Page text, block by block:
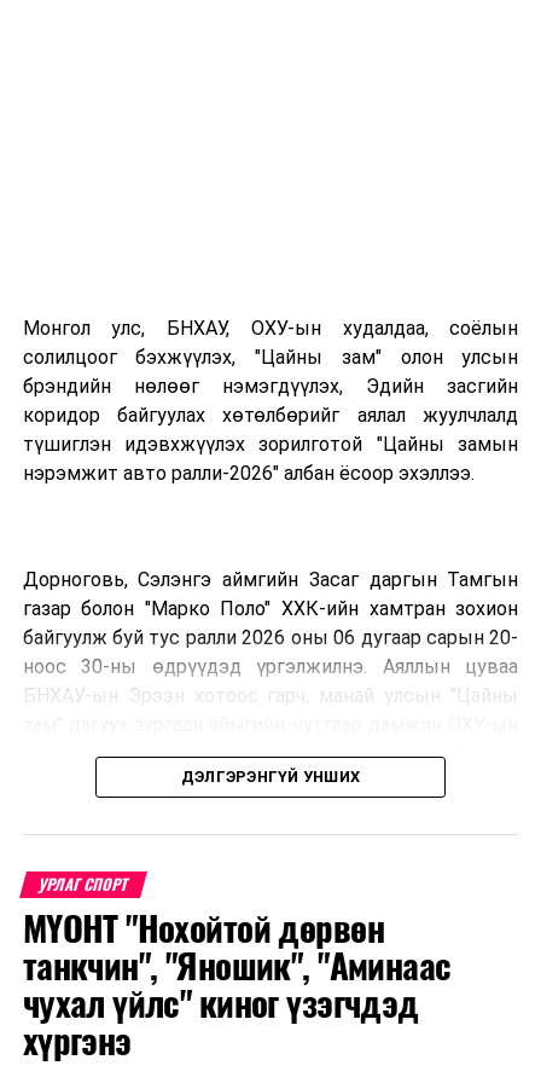
Монгол улс, БНХАУ, ОХУ-ын худалдаа, соёлын
солилцоог бэхжүүлэх, "Цайны зам" олон улсын
брэндийн нөлөөг нэмэгдүүлэх, Эдийн засгийн
коридор байгуулах хөтөлбөрийг аялал жуулчлалд
түшиглэн идэвхжүүлэх зорилготой "Цайны замын
нэрэмжит авто ралли-2026" албан ёсоор эхэллээ.
Дорноговь, Сэлэнгэ аймгийн Засаг даргын Тамгын
газар болон "Марко Поло" ХХК-ийн хамтран зохион
байгуулж буй тус ралли 2026 оны 06 дугаар сарын 20-
ноос 30-ны өдрүүдэд үргэлжилнэ. Аяллын цуваа
БНХАУ-ын Эрээн хотоос гарч, манай улсын "Цайны
Улаан-Үд хотноо барианд орох маршруттай бөгөөд
улс тус бүрээс авто спорт сонирхогч тамирчдын 10
хэвлэл мэдээллийн төлөөлөл оролцож байна.
Тус автомашинтай брэнд аяллыг зохион байгуулах
шийдвэрийг гурван орны Аялал жуулчлалын сайд
нарын 2025 онд Дархан-Уул аймагт хийсэн IX
уулзалтын үеэр гаргасан бөгөөд энэхүү санаачилгыг
Монголын улсын талаас ийнхүү ажил хэрэг болгож
ДЭЛГЭРЭНГҮЙ УНШИХ
УРЛАГ СПОРТ
МҮОНТ "Нохойтой дөрвөн
танкчин", "Яношик", "Аминаас
чухал үйлс" киног үзэгчдэд
хүргэнэ